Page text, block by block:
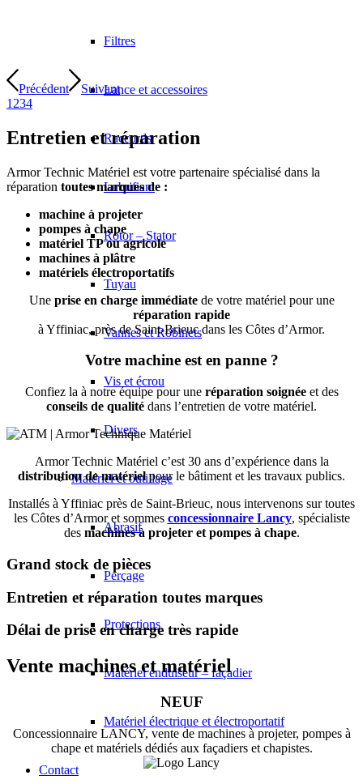
Filtres
Lance et accessoires
Raccords
Lubrifiant
Rotor – Stator
Tuyau
Vannes et Robinets
Vis et écrou
Divers
Matériel et outillage
Abrasif
Perçage
Protections
Matériel enduiseur – façadier
Matériel électrique et électroportatif
Contact
Précédent
Suivant
1 234
Entretien et réparation
Armor Technic Matériel est votre partenaire spécialisé dans la
réparation toutes marques de :
machine à projeter
pompes à chape
matériel TP ou agricole
machines à plâtre
matériels électroportatifs
Uneprise en charge immédiatede votre matériel pour une
réparation rapide
à Yffiniac, près de Saint-Brieuc dans les Côtes d’Armor.
Votre machine est en panne ?
Confiez la à notre équipe pour une réparation soignéeet des
conseils de qualité dans l’entretien de votre matériel.
Armor Technic Matériel c’est 30 ans d’expérience dans la
distribution de matérielpour le bâtiment et les travaux publics.
Installés à Yffiniac près de Saint-Brieuc, nous intervenons sur toutes
les Côtes d’Armor et sommes concessionnaire Lancy, spécialiste
desmachines à projeter et pompes à chape.
Grand stock de pièces
Entretien et réparation toutes marques
Délai de prise en charge très rapide
Vente machines et matériel
NEUF
Concessionnaire LANCY, vente de machines à projeter, pompes à
chape et matériels dédiés aux façadiers et chapistes.